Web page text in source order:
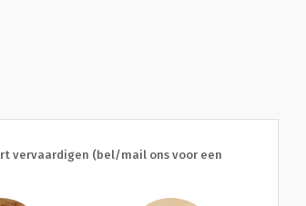
vervaardigen (bel/mail ons voor een